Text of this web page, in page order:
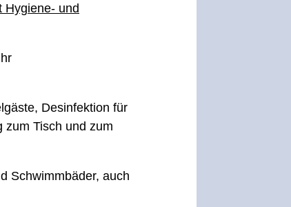
Hygiene- und
Desinfektion für
zum Tisch und zum
Schwimmbäder, auch